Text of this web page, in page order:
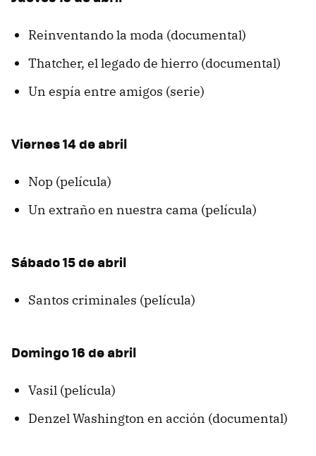
Reinventando la moda (documental)
Thatcher, el legado de hierro (documental)
Un espía entre amigos (serie)
Viernes 14 de abril
Nop (película)
Un extraño en nuestra cama (película)
Sábado 15 de abril
Santos criminales (película)
Domingo 16 de abril
Vasil (película)
Denzel Washington en acción (documental)